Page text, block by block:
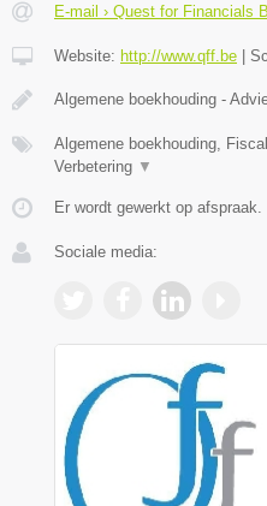
E-mail › Quest for Financials
Website: http://www.qff.be
Algemene boekhouding -
Algemene boekhouding,
Verbetering ▼
Er wordt gewerkt op afspraak.
Sociale media: